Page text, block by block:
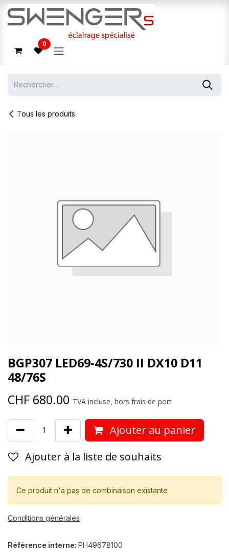
Se rendre au contenu
0
Tous les produits
BGP307 LED69-4S/730 II DX10 D11
48/76S
CHF 680.00 TVA incluse, hors frais de port
Ajouter au panier
Ajouter à la liste de souhaits
Ce produit n'a pas de combinaison existante
Conditions générales
Référence interne: PH49678100